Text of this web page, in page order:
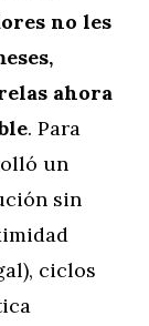
no les
ahora
. Para
un
sin
ciclos